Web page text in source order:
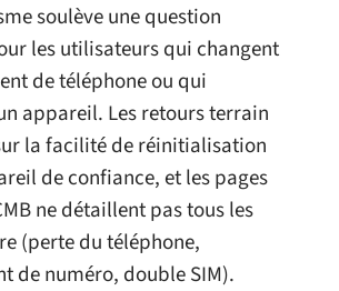
soulève une question
les utilisateurs qui changent
de téléphone ou qui
appareil. Les retours terrain
la facilité de réinitialisation
de confiance, et les pages
ne détaillent pas tous les
(perte du téléphone,
de numéro, double SIM).